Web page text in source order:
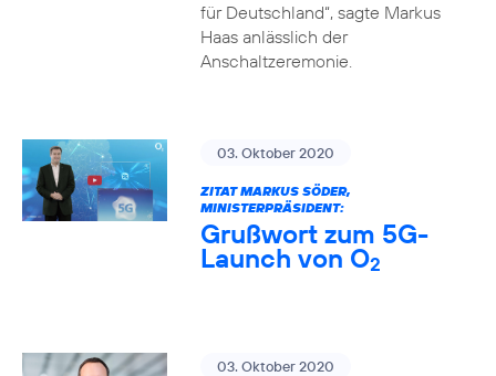
für Deutschland“, sagte Markus
Haas anlässlich der
Anschaltzeremonie.
03. Oktober 2020
ZITAT MARKUS SÖDER,
MINISTERPRÄSIDENT:
Grußwort zum 5G-
Launch von O2
03. Oktober 2020